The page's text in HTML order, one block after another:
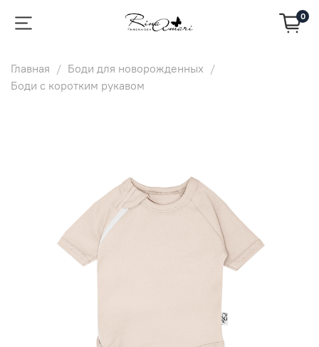
0
Главная
Боди для новорожденных
Боди с коротким рукавом